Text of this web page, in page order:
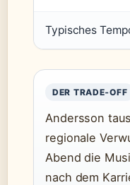
Typisches
DER TRADE‑OFF
Andersson
regionale
Abend die
nach dem